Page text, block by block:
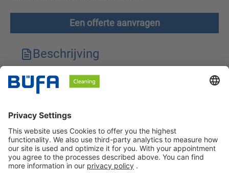
Een offerte aanvragen
Beschrijving
Technische kenmerken
Veiligheidsinstructies